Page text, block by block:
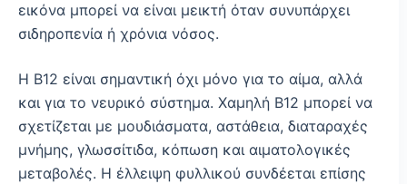
εικόνα μπορεί να είναι μεικτή όταν συνυπάρχει
σιδηροπενία ή χρόνια νόσος.
Η Β12 είναι σημαντική όχι μόνο για το αίμα, αλλά
και για το νευρικό σύστημα. Χαμηλή Β12 μπορεί να
σχετίζεται με μουδιάσματα, αστάθεια, διαταραχές
μνήμης, γλωσσίτιδα, κόπωση και αιματολογικές
μεταβολές. Η έλλειψη φυλλικού συνδέεται επίσης